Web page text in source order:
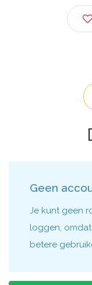
Geen
Je kunt geen
loggen,
betere